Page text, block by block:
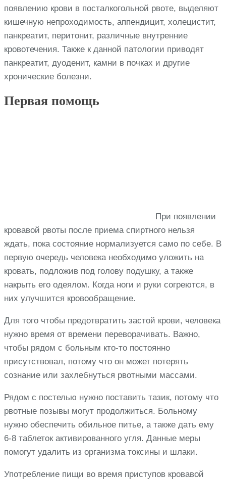
появлению крови в посталкогольной рвоте, выделяют
кишечную непроходимость, аппендицит, холецистит,
панкреатит, перитонит, различные внутренние
кровотечения. Также к данной патологии приводят
панкреатит, дуоденит, камни в почках и другие
хронические болезни.
Первая помощь
При появлении
кровавой рвоты после приема спиртного нельзя
ждать, пока состояние нормализуется само по себе. В
первую очередь человека необходимо уложить на
кровать, подложив под голову подушку, а также
накрыть его одеялом. Когда ноги и руки согреются, в
них улучшится кровообращение.
Для того чтобы предотвратить застой крови, человека
нужно время от времени переворачивать. Важно,
чтобы рядом с больным кто-то постоянно
присутствовал, потому что он может потерять
сознание или захлебнуться рвотными массами.
Рядом с постелью нужно поставить тазик, потому что
рвотные позывы могут продолжиться. Больному
нужно обеспечить обильное питье, а также дать ему
6-8 таблеток активированного угля. Данные меры
помогут удалить из организма токсины и шлаки.
Употребление пищи во время приступов кровавой